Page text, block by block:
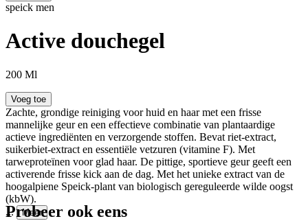
speick men
Active douchegel
200 Ml
Voeg toe
Zachte, grondige reiniging voor huid en haar met een frisse
mannelijke geur en een effectieve combinatie van plantaardige
actieve ingrediënten en verzorgende stoffen. Bevat riet-extract,
suikerbiet-extract en essentiële vetzuren (vitamine F). Met
tarweproteïnen voor glad haar. De pittige, sportieve geur geeft een
activerende frisse kick aan de dag. Met het unieke extract van de
hoogalpiene Speick-plant van biologisch gereguleerde wilde oogst
(kbW).
... Meer
Probeer ook eens